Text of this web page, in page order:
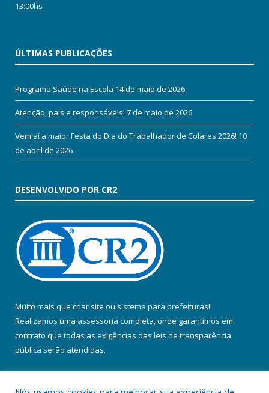
13:00hs
ÚLTIMAS PUBLICAÇÕES
Programa Saúde na Escola 14 de maio de 2026
Atenção, pais e responsáveis! 7 de maio de 2026
Vem aí a maior Festa do Dia do Trabalhador de Colares 2026! 10
de abril de 2026
DESENVOLVIDO POR CR2
Muito mais que criar site ou sistema para prefeituras!
Realizamos uma assessoria completa, onde garantimos em
contrato que todas as exigências das leis de transparência
pública serão atendidas.